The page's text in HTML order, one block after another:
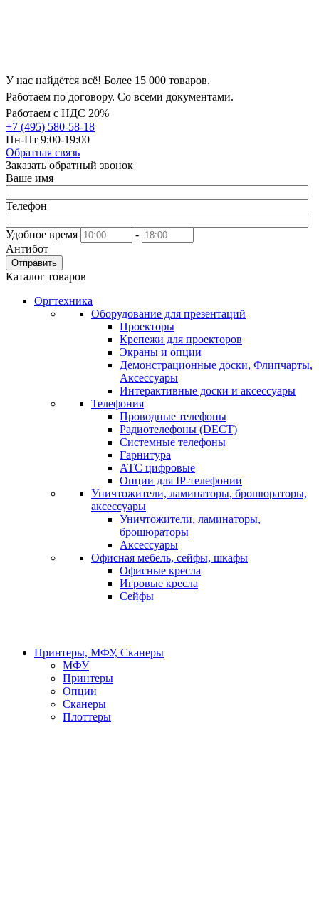
У нас найдётся всё! Более 15 000 товаров.
Работаем по договору. Со всеми документами.
Работаем с НДС 20%
+7 (495) 580-58-18
Пн-Пт 9:00-19:00
Обратная связь
Заказать обратный звонок
Ваше имя
Телефон
Удобное время
-
Антибот
Отправить
Каталог товаров
Оргтехника
Оборудование для презентаций
Проекторы
Крепежи для проекторов
Экраны и опции
Демонстрационные доски, Флипчарты,
Аксессуары
Интерактивные доски и аксессуары
Телефония
Проводные телефоны
Радиотелефоны (DECT)
Системные телефоны
Гарнитура
АТС цифровые
Опции для IP-телефонии
Уничтожители, ламинаторы, брошюраторы,
аксессуары
Уничтожители, ламинаторы,
брошюраторы
Аксессуары
Офисная мебель, сейфы, шкафы
Офисные кресла
Игровые кресла
Сейфы
Принтеры, МФУ, Сканеры
МФУ
Принтеры
Опции
Сканеры
Плоттеры